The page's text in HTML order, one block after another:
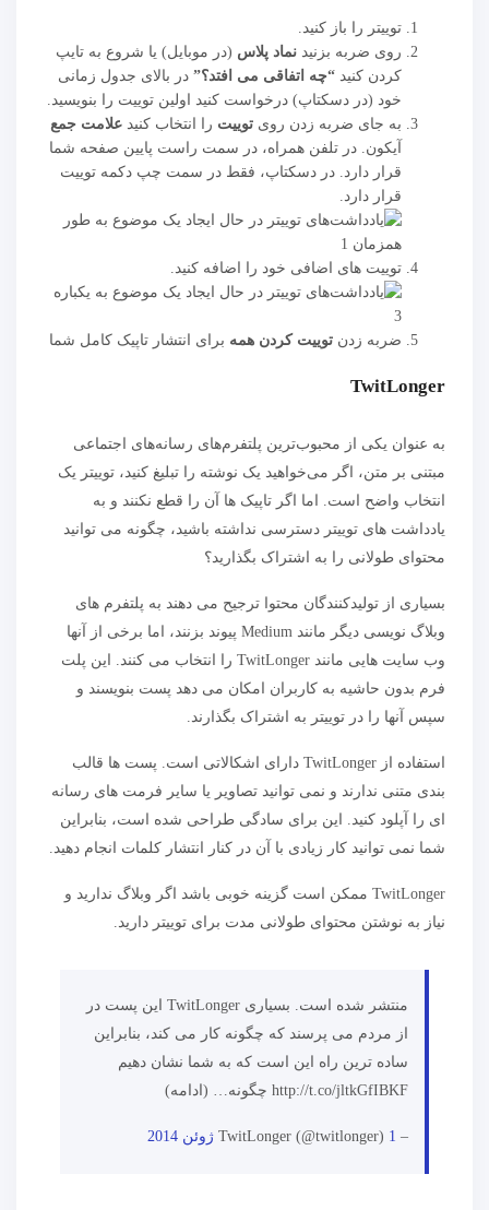
توییتر را باز کنید.
روی ضربه بزنید نماد پلاس (در موبایل) یا شروع به تایپ
کردن کنید “چه اتفاقی می افتد؟” در بالای جدول زمانی
خود (در دسکتاپ) درخواست کنید اولین توییت را بنویسید.
به جای ضربه زدن روی توییت را انتخاب کنید علامت جمع
آیکون. در تلفن همراه، در سمت راست پایین صفحه شما
قرار دارد. در دسکتاپ، فقط در سمت چپ دکمه توییت
قرار دارد.
توییت های اضافی خود را اضافه کنید.
ضربه زدن توییت کردن همه برای انتشار تاپیک کامل شما
TwitLonger
به عنوان یکی از محبوب‌ترین پلتفرم‌های رسانه‌های اجتماعی
مبتنی بر متن، اگر می‌خواهید یک نوشته را تبلیغ کنید، توییتر یک
انتخاب واضح است. اما اگر تاپیک ها آن را قطع نکنند و به
یادداشت های توییتر دسترسی نداشته باشید، چگونه می توانید
محتوای طولانی را به اشتراک بگذارید؟
بسیاری از تولیدکنندگان محتوا ترجیح می دهند به پلتفرم های
وبلاگ نویسی دیگر مانند Medium پیوند بزنند، اما برخی از آنها
وب سایت هایی مانند TwitLonger را انتخاب می کنند. این پلت
فرم بدون حاشیه به کاربران امکان می دهد پست بنویسند و
سپس آنها را در توییتر به اشتراک بگذارند.
استفاده از TwitLonger دارای اشکالاتی است. پست ها قالب
بندی متنی ندارند و نمی توانید تصاویر یا سایر فرمت های رسانه
ای را آپلود کنید. این برای سادگی طراحی شده است، بنابراین
شما نمی توانید کار زیادی با آن در کنار انتشار کلمات انجام دهید.
TwitLonger ممکن است گزینه خوبی باشد اگر وبلاگ ندارید و
نیاز به نوشتن محتوای طولانی مدت برای توییتر دارید.
این پست در TwitLonger منتشر شده است. بسیاری
از مردم می پرسند که چگونه کار می کند، بنابراین
ساده ترین راه این است که به شما نشان دهیم
چگونه… (ادامه) http://t.co/jltkGfIBKF
– TwitLonger (@twitlonger) 1 ژوئن 2014